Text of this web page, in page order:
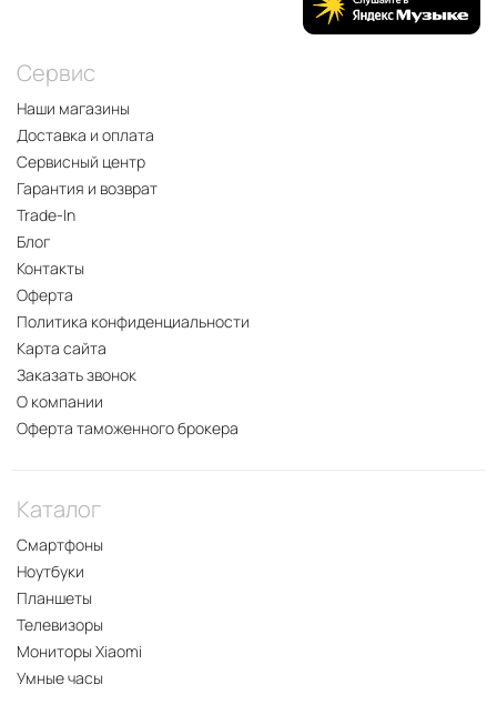
Сервис
Наши магазины
Доставка и оплата
Сервисный центр
Гарантия и возврат
Trade-In
Блог
Контакты
Оферта
Политика конфиденциальности
Карта сайта
Заказать звонок
О компании
Оферта таможенного брокера
Каталог
Смартфоны
Ноутбуки
Планшеты
Телевизоры
Мониторы Xiaomi
Умные часы